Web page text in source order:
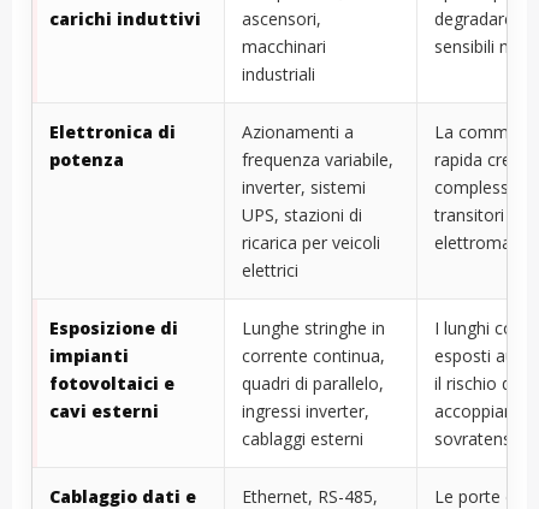
carichi induttivi
ascensori,
macchinari
industriali
degradare i
sensibili nel
Elettronica di
potenza
Azionamenti a
frequenza variabile,
inverter, sistemi
UPS, stazioni di
ricarica per veicoli
elettrici
La
rapida crea
complessi
transitori ed
Esposizione di
impianti
fotovoltaici e
cavi esterni
Lunghe stringhe in
corrente continua,
quadri di parallelo,
ingressi inverter,
cablaggi esterni
I lunghi
esposti
il rischio di
sovratensioni
Cablaggio dati e
Ethernet, RS-485,
Le porte di